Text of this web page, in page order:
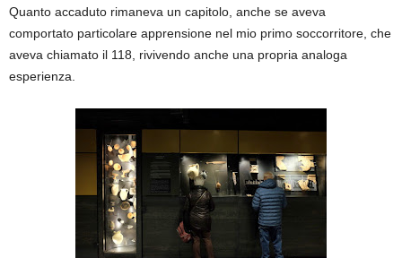
Quanto accaduto rimaneva un capitolo, anche se aveva
comportato particolare apprensione nel mio primo soccorritore, che
aveva chiamato il 118, rivivendo anche una propria analoga
esperienza.